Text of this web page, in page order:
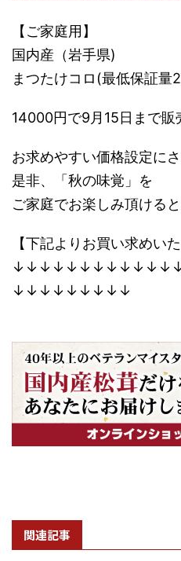
【ご家庭用】
国内産（岩手県)
まつたけコロ(最低保証量
14000円で9月15日まで販
お求めやすい価格設定に
是非、「秋の味覚」を
ご家庭でお楽しみ頂けると
【下記よりお買い求めい
↓↓↓↓↓↓↓↓↓
関連記事